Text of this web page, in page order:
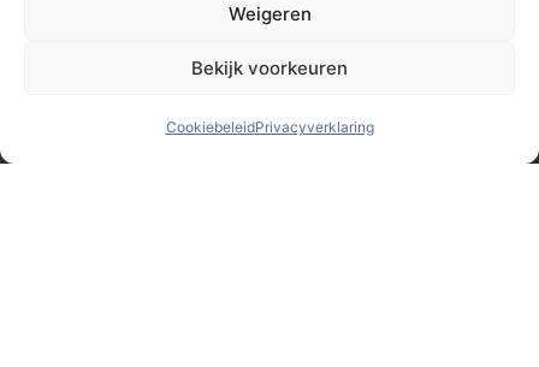
Weigeren
Bekijk voorkeuren
CookiebeleidPrivacyverklaring
© Monsterbox